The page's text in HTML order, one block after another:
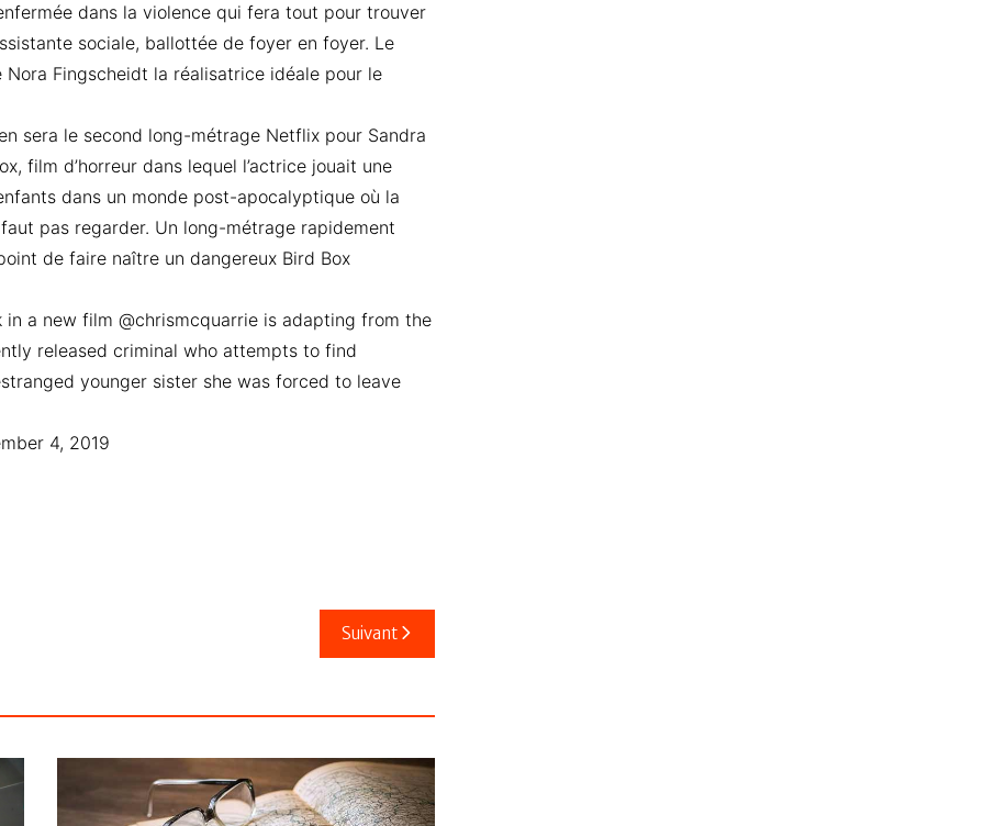
dans la violence qui fera tout pour trouver
sociale, ballottée de foyer en foyer. Le
Fingscheidt la réalisatrice idéale pour le
sera le second long-métrage Netflix pour Sandra
film d’horreur dans lequel l’actrice jouait une
dans un monde post-apocalyptique où la
pas regarder. Un long-métrage rapidement
de faire naître un dangereux Bird Box
a new film @chrismcquarrie is adapting from the
released criminal who attempts to find
younger sister she was forced to leave
4, 2019
Suivant